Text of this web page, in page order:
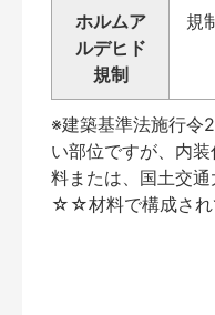
ホルムア
ルデヒド
規制
規
※建築基準法施行令
い部位ですが、内
料または、国土交
☆☆材料で構成され